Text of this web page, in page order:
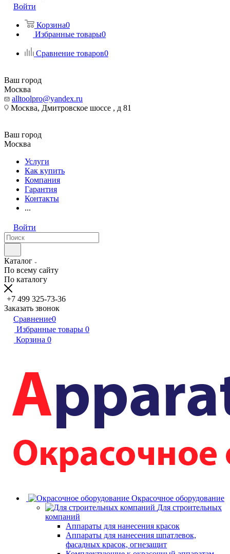
Войти
Корзина0
Избранные товары0
Сравнение товаров0
Ваш город
Москва
alltoolpro@yandex.ru
Москва, Дмитровское шоссе , д 81
Ваш город
Москва
Услуги
Как купить
Компания
Гарантия
Контакты
...
Войти
Каталог
По всему сайту
По каталогу
+7 499 325-73-36
Заказать звонок
Сравнение0
Избранные товары 0
Корзина 0
Окрасочное оборудование
Для строительных
компаний
Аппараты для нанесения красок
Аппараты для нанесения шпатлевок,
фасадных красок, огнезащит